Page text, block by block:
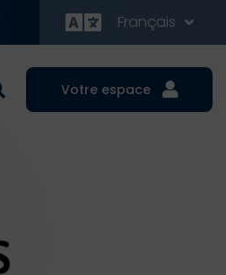
Français
Votre espace